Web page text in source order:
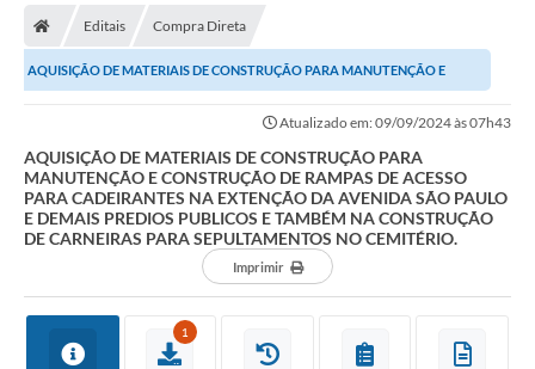
Editais Compra Direta
AQUISIÇÃO DE MATERIAIS DE CONSTRUÇÃO PARA MANUTENÇÃO E
Atualizado em: 09/09/2024 às 07h43
AQUISIÇÃO DE MATERIAIS DE CONSTRUÇÃO PARA
MANUTENÇÃO E CONSTRUÇÃO DE RAMPAS DE ACESSO
PARA CADEIRANTES NA EXTENÇÃO DA AVENIDA SÃO PAULO
E DEMAIS PREDIOS PUBLICOS E TAMBÉM NA CONSTRUÇÃO
DE CARNEIRAS PARA SEPULTAMENTOS NO CEMITÉRIO.
Imprimir
1